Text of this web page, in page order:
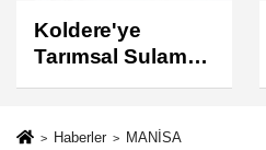
Manisa'da 1.200
Kınalı Keklik
Doğaya Salındı
Haberler MANİSA